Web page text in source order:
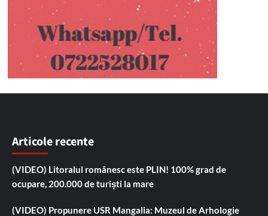
Articole recente
(VIDEO) Litoralul românesc este PLIN! 100% grad de
ocupare, 200.000 de turiști la mare
(VIDEO) Propunere USR Mangalia: Muzeul de Arhologie